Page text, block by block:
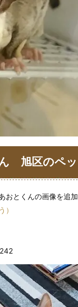
旭区のペ
とくんの画像を追加
）